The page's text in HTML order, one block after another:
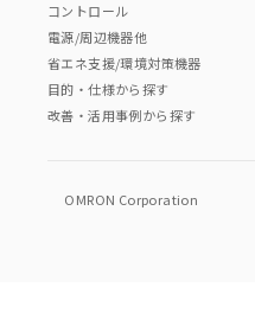
コントロール
電源/周辺機器他
省エネ支援/環境対策機器
目的・仕様から探す
改善・活用事例から探す
OMRON Corporation